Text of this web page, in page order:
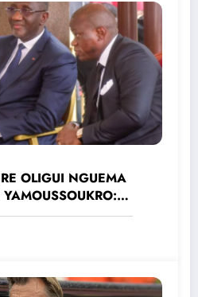
OLIGUI NGUEMA
DANHO